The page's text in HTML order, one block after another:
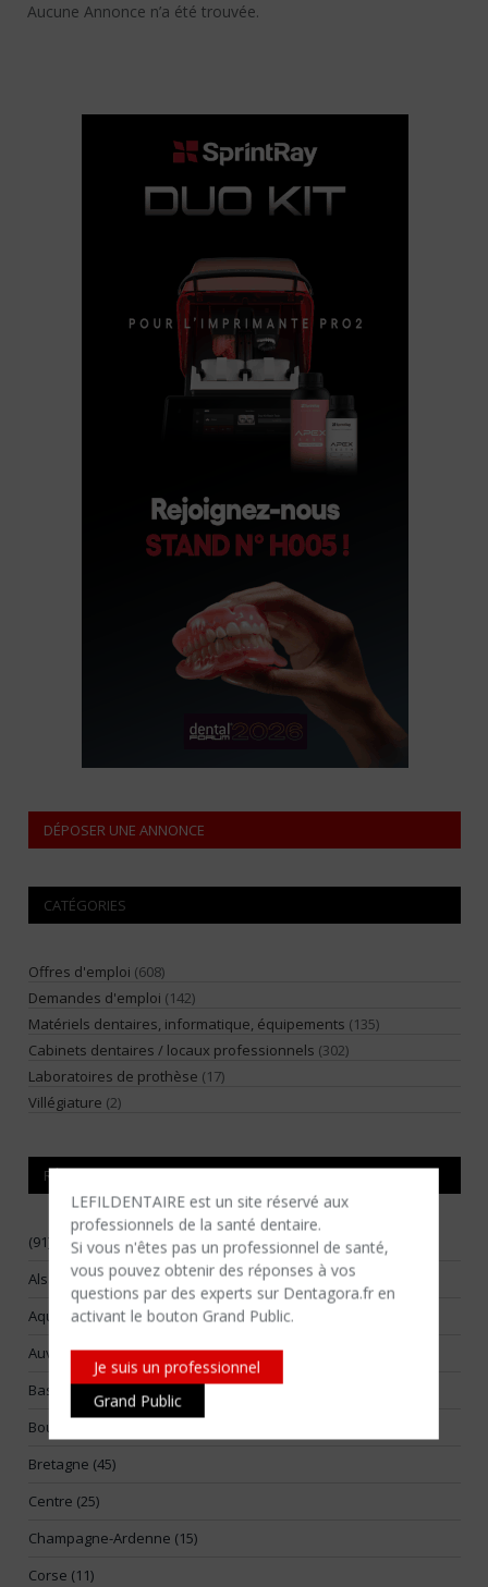
LEFILDENTAIRE est un site réservé aux
professionnels de la santé dentaire.
Si vous n'êtes​ pas un professionnel de santé,
vous pouvez obtenir des réponses à vos
questions par des experts sur Dentagora.fr en
activant le bouton Grand Public.
Je suis un professionnel
Grand Public
Aucune Annonce n’a été trouvée.
DÉPOSER UNE ANNONCE
CATÉGORIES
Offres d'emploi (608)
Demandes d'emploi (142)
Matériels dentaires, informatique, équipements (135)
Cabinets dentaires / locaux professionnels (302)
Laboratoires de prothèse (17)
Villégiature (2)
RÉGIONS
(91)
Alsace (17)
Aquitaine (55)
Auvergne (14)
Basse-Normandie (25)
Bourgogne (26)
Bretagne (45)
Centre (25)
Champagne-Ardenne (15)
Corse (11)